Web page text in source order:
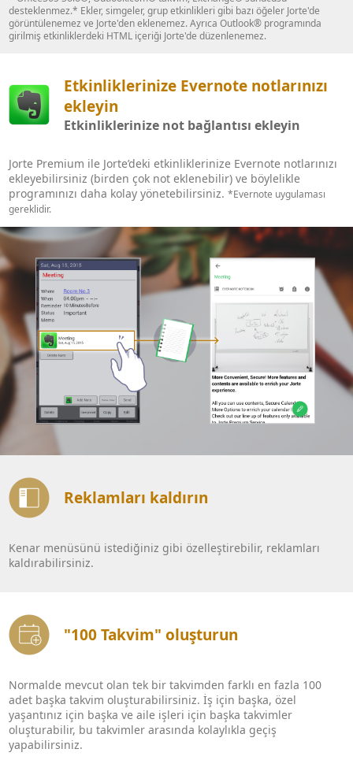
desteklenmez.* Ekler, simgeler, grup etkinlikleri gibi bazı öğeler Jorte'de
görüntülenemez ve Jorte'den eklenemez. Ayrıca Outlook® programında
girilmiş etkinliklerdeki HTML içeriği Jorte'de düzenlenemez.
Etkinliklerinize Evernote notlarınızı
ekleyin
Etkinliklerinize not bağlantısı ekleyin
Jorte Premium ile Jorte’deki etkinliklerinize Evernote notlarınızı
ekleyebilirsiniz (birden çok not eklenebilir) ve böylelikle
programınızı daha kolay yönetebilirsiniz. *Evernote uygulaması
gereklidir.
Reklamları kaldırın
Kenar menüsünü istediğiniz gibi özelleştirebilir, reklamları
kaldırabilirsiniz.
"100 Takvim" oluşturun
Normalde mevcut olan tek bir takvimden farklı en fazla 100
adet başka takvim oluşturabilirsiniz. İş için başka, özel
yaşantınız için başka ve aile işleri için başka takvimler
oluşturabilir, bu takvimler arasında kolaylıkla geçiş
yapabilirsiniz.